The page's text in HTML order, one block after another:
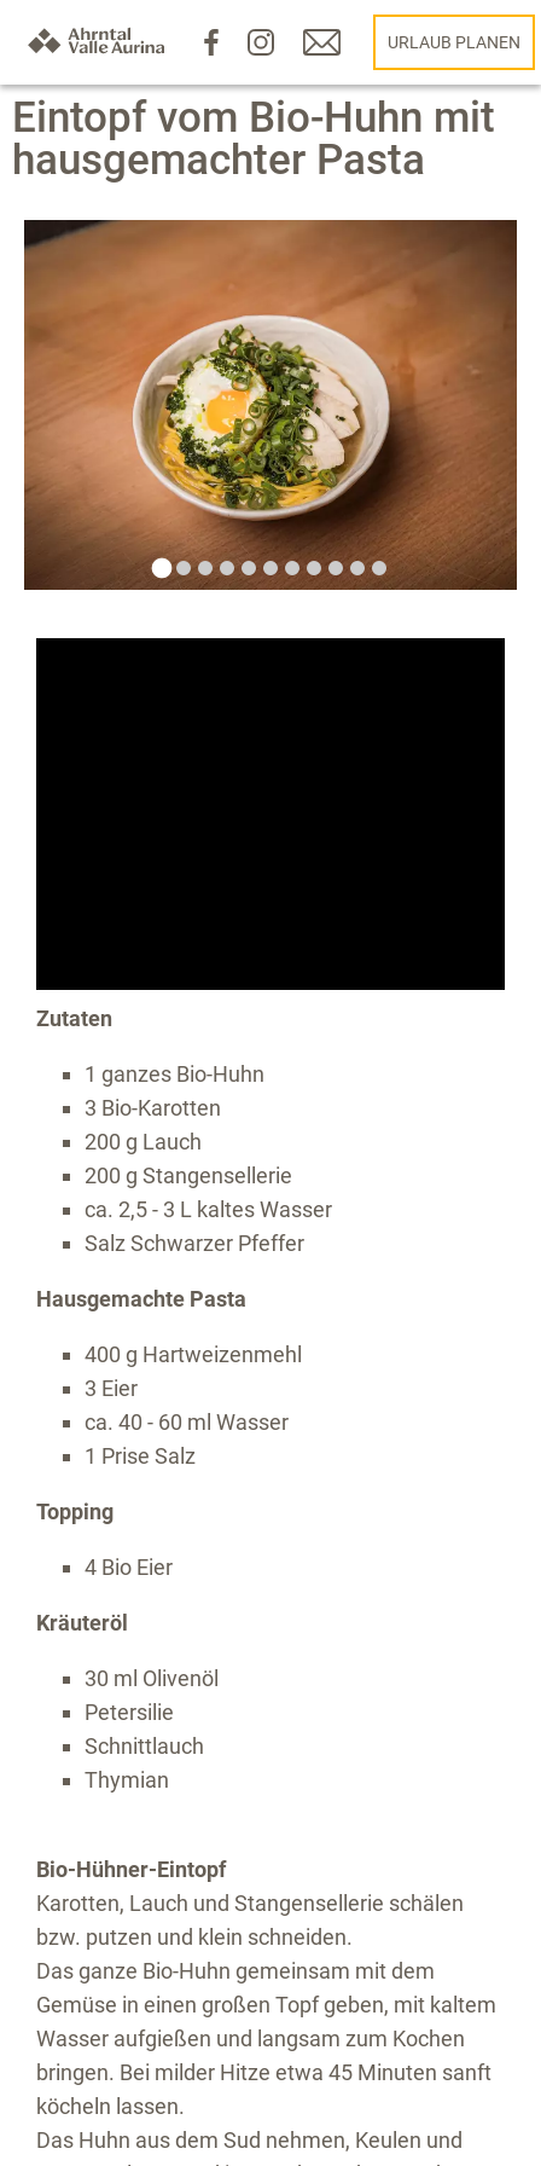
URLAUB PLANEN
Eintopf vom Bio-Huhn mit
hausgemachter Pasta
Zutaten
1 ganzes Bio-Huhn
3 Bio-Karotten
200 g Lauch
200 g Stangensellerie
ca. 2,5 - 3 L kaltes Wasser
Salz Schwarzer Pfeffer
Hausgemachte Pasta
400 g Hartweizenmehl
3 Eier
ca. 40 - 60 ml Wasser
1 Prise Salz
Topping
4 Bio Eier
Kräuteröl
30 ml Olivenöl
Petersilie
Schnittlauch
Thymian
Bio-Hühner-Eintopf
Karotten, Lauch und Stangensellerie schälen
bzw. putzen und klein schneiden.
Das ganze Bio-Huhn gemeinsam mit dem
Gemüse in einen großen Topf geben, mit kaltem
Wasser aufgießen und langsam zum Kochen
bringen. Bei milder Hitze etwa 45 Minuten sanft
köcheln lassen.
Das Huhn aus dem Sud nehmen, Keulen und